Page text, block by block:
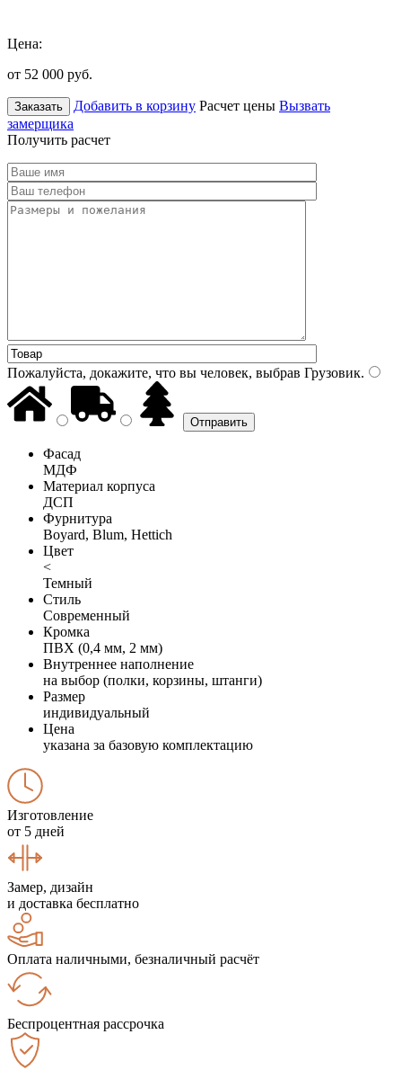
Цена:
от 52 000 руб.
Заказать Добавить в корзину Расчет цены Вызвать
замерщика
Получить расчет
Пожалуйста, докажите, что вы человек, выбрав Грузовик.
Фасад
МДФ
Материал корпуса
ДСП
Фурнитура
Boyard, Blum, Hettich
Цвет
<
Темный
Стиль
Современный
Кромка
ПВХ (0,4 мм, 2 мм)
Внутреннее наполнение
на выбор (полки, корзины, штанги)
Размер
индивидуальный
Цена
указана за базовую комплектацию
Изготовление
от 5 дней
Замер, дизайн
и доставка бесплатно
Оплата наличными, безналичный расчёт
Беспроцентная рассрочка